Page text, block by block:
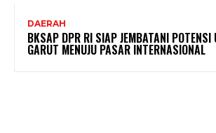
DAERAH
BKSAP DPR RI SIAP JEMBATANI POTENSI
GARUT MENUJU PASAR INTERNASIONAL